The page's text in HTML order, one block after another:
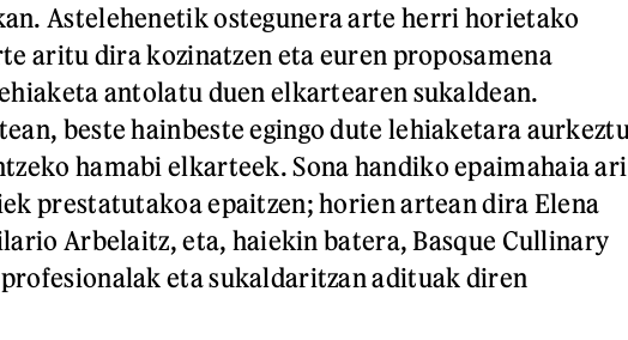
Astelehenetik ostegunera arte herri horietako
aritu dira kozinatzen eta euren proposamena
antolatu duen elkartearen sukaldean.
beste hainbeste egingo dute lehiaketara
hamabi elkarteek. Sona handiko epaimahaia ari
prestatutakoa epaitzen; horien artean dira Elena
Arbelaitz, eta, haiekin batera, Basque Cullinary
eta sukaldaritzan adituak diren